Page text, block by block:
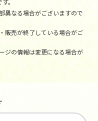
。
異なる場合がございますので
販売が終了している場合がご
ジの情報は変更になる場合が